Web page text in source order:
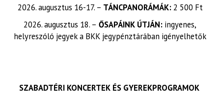
2026. augusztus 16-17. – TÁNCPANORÁMÁK:2 500 Ft
2026. augusztus 18. – ŐSAPÁINK ÚTJÁN: ingyenes,
helyreszóló jegyek a BKK jegypénztárában igényelhetők
SZABADTÉRI KONCERTEK ÉS GYEREKPROGRAMOK